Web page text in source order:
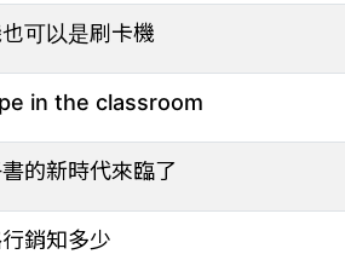
可以是刷卡機
in the classroom
的新時代來臨了
銷知多少